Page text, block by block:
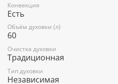
Размораживание
Традиционный
Турбо гриль с обдувом
Конвекция
Есть
Объём духовки (л)
60
Очистка духовки
Традиционная
Тип духовки
Независимая